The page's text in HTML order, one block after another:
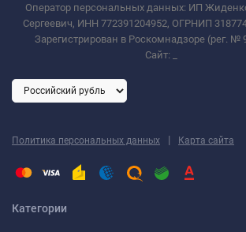
Оператор персональных данных: ИП
Сергеевич, ИНН 772391204952, ОГРНИП
Зарегистрирован в Роскомнадзоре (рег. №
Сайт:
Политика персональных данных | Карта сайта
Категории